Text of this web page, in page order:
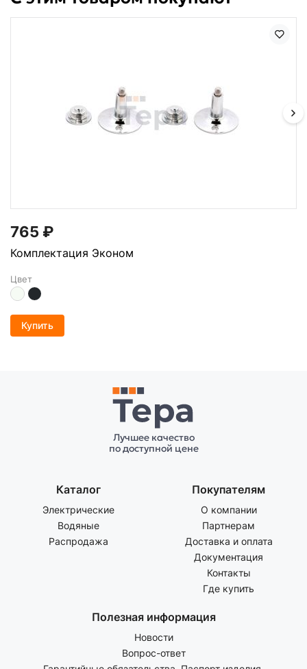
765 ₽
Комплектация Эконом
Цвет
Купить
Лучшее качество
по доступной цене
Каталог
Электрические
Водяные
Распродажа
Покупателям
О компании
Партнерам
Доставка и оплата
Документация
Контакты
Где купить
Полезная информация
Новости
Вопрос-ответ